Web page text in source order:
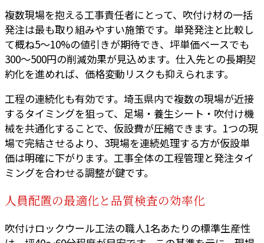
複数現場を抱える工事責任者にとって、吹付け材の一括
発注は最も取り組みやすい施策です。単発発注と比較し
て概ね5〜10%の値引きが期待でき、坪単価ベースでも
300〜500円の削減効果が見込めます。仕入先との長期契
約化を進めれば、価格変動リスクも抑えられます。
工程の連続化も有効です。埼玉県内で複数の現場が近接
するタイミングを狙って、足場・養生シート・吹付け機
械を共通化することで、仮設費が圧縮できます。1つの現
場で完結させるより、3現場を連続処理する方が仮設単
価は明確に下がります。工事全体の工程管理と発注タイ
ミングを合わせる調整が鍵です。
人員配置の最適化と品質検査の効率化
吹付けロックウール工法の職人1名あたりの標準生産性